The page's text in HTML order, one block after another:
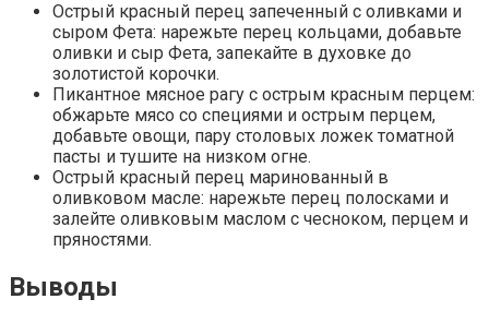
Острый красный перец запеченный с оливками и
сыром Фета: нарежьте перец кольцами, добавьте
оливки и сыр Фета, запекайте в духовке до
золотистой корочки.
Пикантное мясное рагу с острым красным перцем:
обжарьте мясо со специями и острым перцем,
добавьте овощи, пару столовых ложек томатной
пасты и тушите на низком огне.
Острый красный перец маринованный в
оливковом масле: нарежьте перец полосками и
залейте оливковым маслом с чесноком, перцем и
пряностями.
Выводы